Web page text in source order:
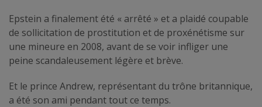
Epstein a finalement été « arrêté » et a plaidé coupable
de sollicitation de prostitution et de proxénétisme sur
une mineure en 2008, avant de se voir infliger une
peine scandaleusement légère et brève.
Et le prince Andrew, représentant du trône britannique,
a été son ami pendant tout ce temps.